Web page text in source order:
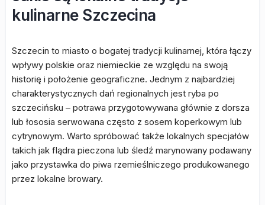
kulinarne Szczecina
Szczecin to miasto o bogatej tradycji kulinarnej, która łączy
wpływy polskie oraz niemieckie ze względu na swoją
historię i położenie geograficzne. Jednym z najbardziej
charakterystycznych dań regionalnych jest ryba po
szczecińsku – potrawa przygotowywana głównie z dorsza
lub łososia serwowana często z sosem koperkowym lub
cytrynowym. Warto spróbować także lokalnych specjałów
takich jak flądra pieczona lub śledź marynowany podawany
jako przystawka do piwa rzemieślniczego produkowanego
przez lokalne browary.